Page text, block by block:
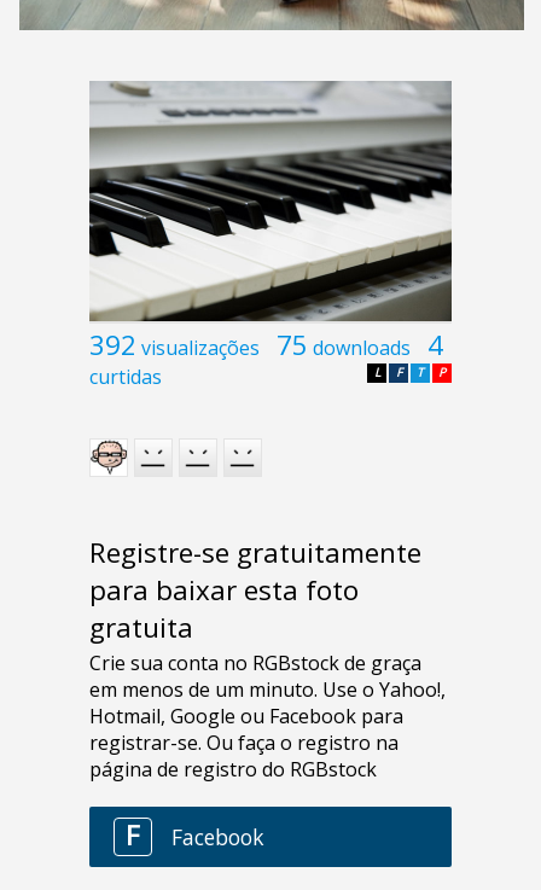
392 visualizações 75 downloads 4
curtidas P
T
F
L
Registre-se gratuitamente
para baixar esta foto
gratuita